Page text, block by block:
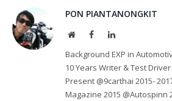
PON PIANTANONGKIT
WebsiteFacebookLinkedIn
Background EXP in
10 Years Writer & Test
Present @9carthai 2015-
Magazine 2015 @Autospinn